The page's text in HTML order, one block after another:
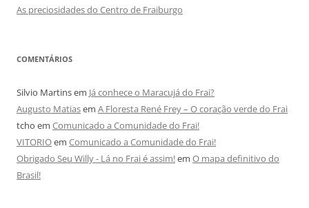
As preciosidades do Centro de Fraiburgo
COMENTÁRIOS
Silvio Martinsem Já conhece o Maracujá do Frai?
Augusto Matiasem A Floresta René Frey – O coração verde do Frai
tcho em Comunicado a Comunidade do Frai!
VITORIOem Comunicado a Comunidade do Frai!
Obrigado Seu Willy - Lá no Frai é assim!em O mapa definitivo do
Brasil!